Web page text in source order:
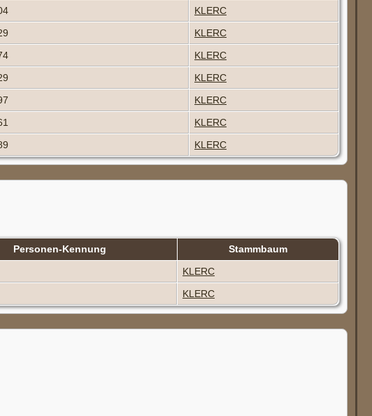
KLERC
KLERC
KLERC
KLERC
KLERC
KLERC
KLERC
Personen-Kennung
Stammbaum
KLERC
KLERC